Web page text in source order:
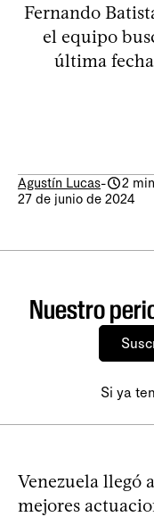
Fernando
el equipo
última
Agustín Lucas-
2
27 de junio de 2024
Nuestro
Si ya
Venezuela llegó
mejores